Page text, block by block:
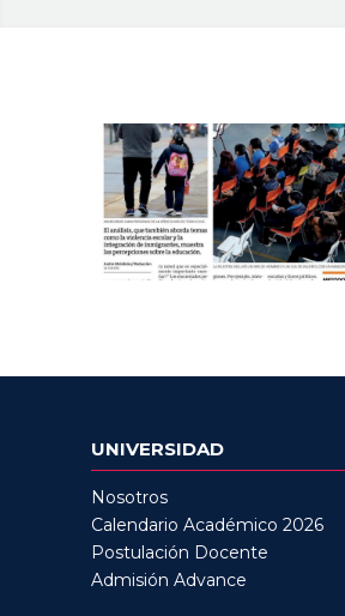
UNIVERSIDAD
Nosotros
Calendario Académico 2026
Postulación Docente
Admisión Advance